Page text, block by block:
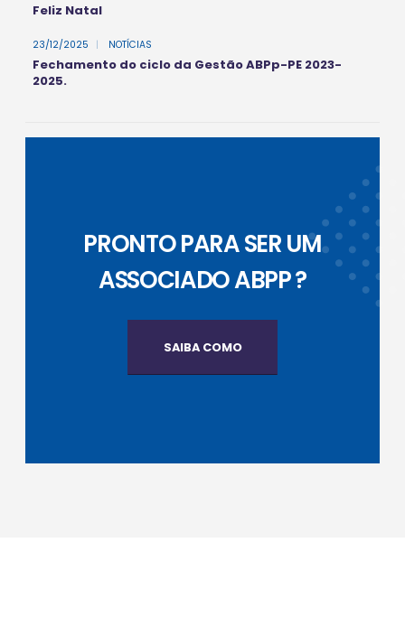
Feliz Natal
23/12/2025 | NOTÍCIAS
Fechamento do ciclo da Gestão ABPp-PE 2023-
2025.
PRONTO PARA SER UM
ASSOCIADO ABPP ?
SAIBA COMO